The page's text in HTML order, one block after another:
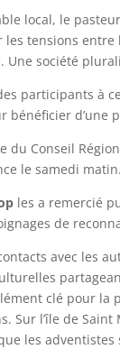
local, le pasteur
les tensions
Une société
participants à
bénéficier d’une
du Conseil
le samedi
les a remercié
de
avec les
clé pour la
Sur l’île de Saint
les